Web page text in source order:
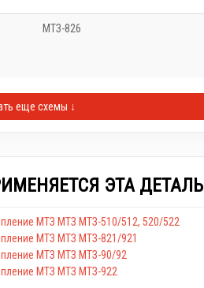
МТЗ-826
еще схемы ↓
ЭТА ДЕТАЛЬ
МТЗ МТЗ МТЗ-510/512, 520/522
МТЗ МТЗ МТЗ-821/921
МТЗ МТЗ МТЗ-90/92
МТЗ МТЗ МТЗ-922